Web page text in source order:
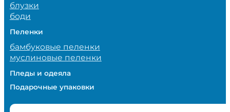
блузки
боди
Пеленки
бамбуковые пеленки
муслиновые пеленки
Пледы и одеяла
Подарочные упаковки